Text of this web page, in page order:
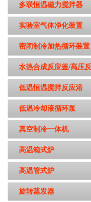
多联恒温磁力搅拌器
实验室气体净化装置
密闭制冷加热循环装置
水热合成反应釜/高压
低温恒温搅拌反应浴
低温冷却液循环泵
真空制冷一体机
高温箱式炉
高温管式炉
旋转蒸发器